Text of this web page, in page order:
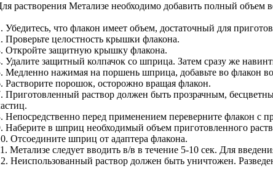
растворения Метализе необходимо добавить полный
Убедитесь, что флакон имеет объем, достаточный для
Проверьте целостность крышки флакона.
Откройте защитную крышку флакона.
Удалите защитный колпачок со шприца. Затем сразу же
Медленно нажимая на поршень шприца, добавьте во флакон
Растворите порошок, осторожно вращая флакон.
Приготовленный раствор должен быть прозрачным,
Непосредственно перед применением переверните флакон
Наберите в шприц необходимый объем приготовленного
Отсоедините шприц от адаптера флакона.
Метализе следует вводить в/в в течение 5-10 сек. Для
Неиспользованный раствор должен быть уничтожен.